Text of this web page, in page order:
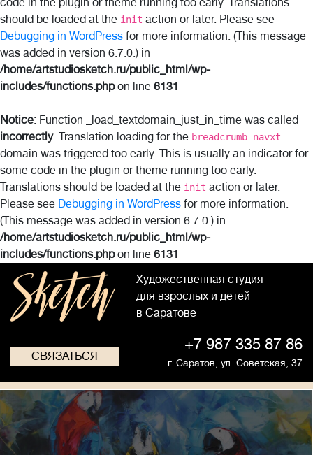
code in the plugin or theme running too early. Translations
should be loaded at the init action or later. Please see
Debugging in WordPress for more information. (This message
was added in version 6.7.0.) in
/home/artstudiosketch.ru/public_html/wp-
includes/functions.phpon line 6131
Notice: Function _load_textdomain_just_in_time was called
incorrectly. Translation loading for the breadcrumb-navxt
domain was triggered too early. This is usually an indicator for
some code in the plugin or theme running too early.
Translations should be loaded at the init action or later.
Please see Debugging in WordPress for more information.
(This message was added in version 6.7.0.) in
/home/artstudiosketch.ru/public_html/wp-
includes/functions.phpon line 6131
Художественная студия
для взрослых и детей
в Саратове
СВЯЗАТЬСЯ
+7 987 335 87 86
г. Саратов, ул. Советская, 37